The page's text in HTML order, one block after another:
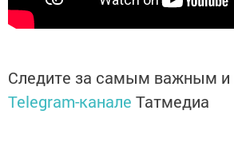
Следите за самым важным и
Telegram-канале Татмедиа